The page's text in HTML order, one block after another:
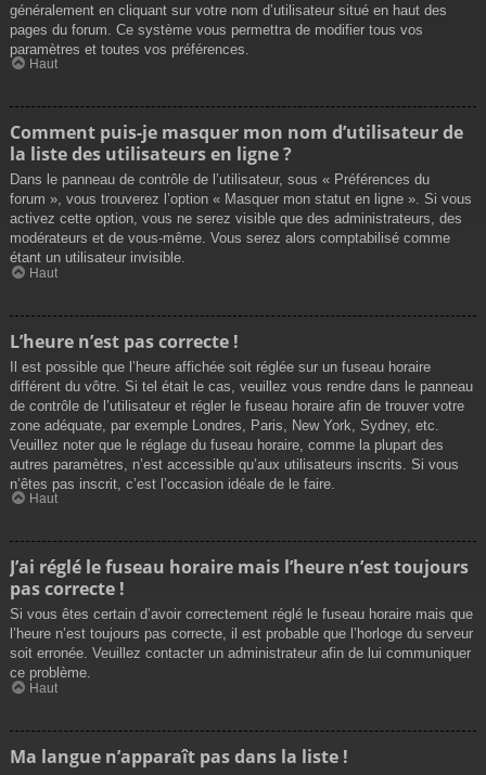
généralement en cliquant sur votre nom d’utilisateur situé en haut des
pages du forum. Ce système vous permettra de modifier tous vos
paramètres et toutes vos préférences.
Haut
Comment puis-je masquer mon nom d’utilisateur de
la liste des utilisateurs en ligne ?
Dans le panneau de contrôle de l’utilisateur, sous « Préférences du
forum », vous trouverez l’option « Masquer mon statut en ligne ». Si vous
activez cette option, vous ne serez visible que des administrateurs, des
modérateurs et de vous-même. Vous serez alors comptabilisé comme
étant un utilisateur invisible.
Haut
L’heure n’est pas correcte !
Il est possible que l’heure affichée soit réglée sur un fuseau horaire
différent du vôtre. Si tel était le cas, veuillez vous rendre dans le panneau
de contrôle de l’utilisateur et régler le fuseau horaire afin de trouver votre
zone adéquate, par exemple Londres, Paris, New York, Sydney, etc.
Veuillez noter que le réglage du fuseau horaire, comme la plupart des
autres paramètres, n’est accessible qu’aux utilisateurs inscrits. Si vous
n’êtes pas inscrit, c’est l’occasion idéale de le faire.
Haut
J’ai réglé le fuseau horaire mais l’heure n’est toujours
pas correcte !
Si vous êtes certain d’avoir correctement réglé le fuseau horaire mais que
l’heure n’est toujours pas correcte, il est probable que l’horloge du serveur
soit erronée. Veuillez contacter un administrateur afin de lui communiquer
ce problème.
Haut
Ma langue n’apparaît pas dans la liste !